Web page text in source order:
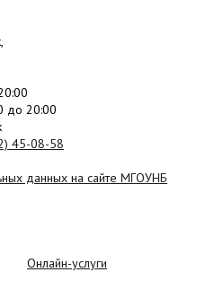
до 20:00
45-08-58
данных на сайте МГОУНБ
Онлайн-услуги